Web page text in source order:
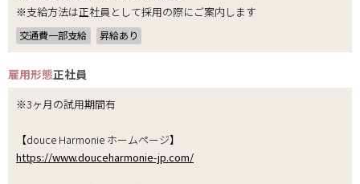
※支給方法は正社員として採用の際にご案内します
交通費一部支給 昇給あり
雇用形態正社員
※3ヶ月の試用期間有
【douce Harmonie ホームページ】
https://www.douceharmonie-jp.com/